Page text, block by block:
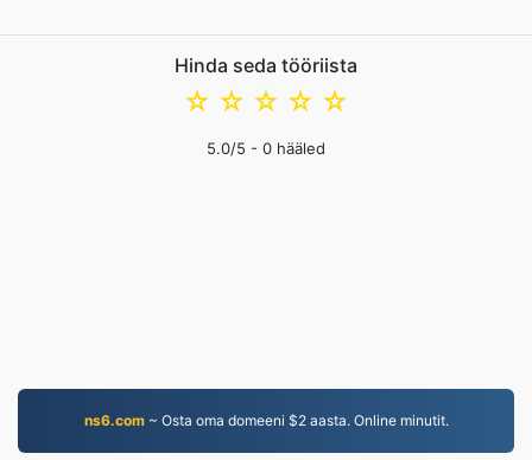
Hinda seda tööriista
☆
☆
☆
☆
☆
5.0/5 - 0 hääled
ns6.com~ Osta oma domeeni $2 aasta. Online minutit.